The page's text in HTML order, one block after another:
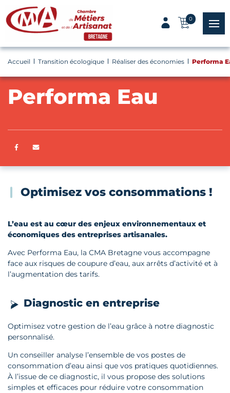
Panneau de gestion des cookies
0
menu
Accueil Transition écologique Réaliser des économies Performa
Performa Eau
Partager sur Facebook
Optimisez vos consommations !
L’eau est au cœur des enjeux environnementaux et
économiques des entreprises artisanales.
Avec Performa Eau, la CMA Bretagne vous accompagne
face aux risques de coupure d’eau, aux arrêts d’activité et à
l’augmentation des tarifs.
Diagnostic en entreprise
Optimisez votre gestion de l’eau grâce à notre diagnostic
personnalisé.
Un conseiller analyse l’ensemble de vos postes de
consommation d’eau ainsi que vos pratiques quotidiennes.
À l’issue de ce diagnostic, il vous propose des solutions
simples et efficaces pour réduire votre consommation